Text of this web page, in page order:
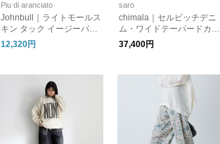
Piu di aranciato
Johnbull｜ライトモールス
キン タック イージーパン
ツ jl254p04-yo
12,320円
saro
chimala｜セルビッチデニ
ム・ワイドテーパードカッ
ト - RINSE
37,400円